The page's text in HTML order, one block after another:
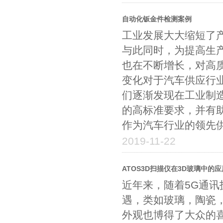
自动化钣金件检测案例
工业发展大大缩短了
与此同时，为提高生
也在不断增长，对高
变化对于汽车供应行
们逐渐发现在工业制
的高标准要求，并有
作为汽车行业的领先
2019-11-22
ATOS3D扫描仪在3D玻璃中的应
近年来，随着5G通
遇，类如玻璃，陶瓷
外观也博得了大众的